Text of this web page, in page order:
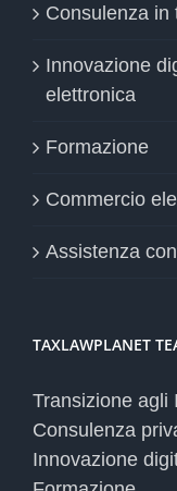
Consulenza in
Innovazione
elettronica
Formazione
Commercio
Assistenza
TAXLAWPLANET
Transizione agli
Consulenza
Innovazione